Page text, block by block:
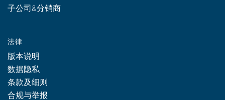
子公司&分销商
法律
版本说明
数据隐私
条款及细则
合规与举报